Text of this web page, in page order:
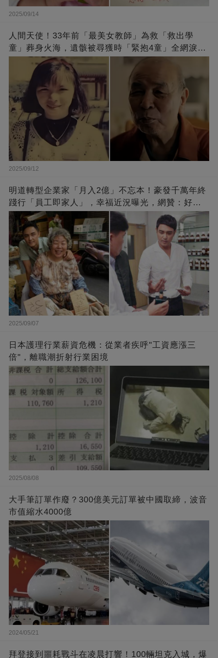
2025/09/14
人間天使！33年前「最美女教師」為救「救出學
童」葬身火海，遺骸被尋獲時「緊抱4童」全網淚
崩：真正的英雄不該被遺忘
2025/09/12
明道轉型企業家「月入2億」不忘本！豪發千萬年終
踐行「員工即家人」，幸福近況曝光，網贊：好老
闆的福報
2025/09/07
日本護理行業薪資危機：從業者疾呼"工資應漲三
倍"，離職潮折射行業困境
2025/08/08
大手筆訂單作廢？300億美元訂單被中國取締，波音
市值縮水4000億
2024/05/21
拜登接到噩耗戰斗在凌晨打響！100輛坦克入城，爆